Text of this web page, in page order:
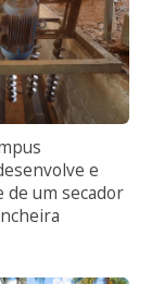
e
um secador